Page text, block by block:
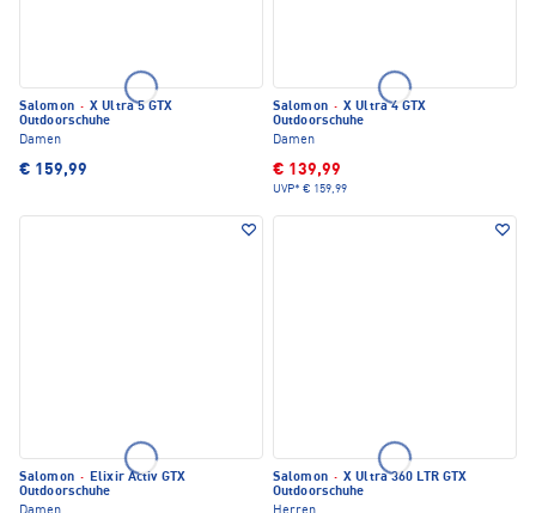
Salomon · X Ultra 5 GTX
Outdoorschuhe
Damen
€ 159,99
Salomon · X Ultra 4 GTX
Outdoorschuhe
Damen
€ 139,99
UVP* € 159,99
Salomon · Elixir Activ GTX
Outdoorschuhe
Salomon · X Ultra 360 LTR GTX
Outdoorschuhe